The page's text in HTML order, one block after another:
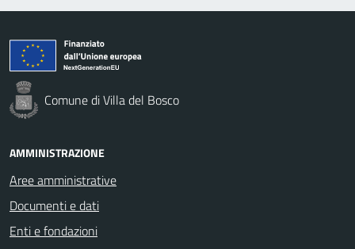
Comune di Villa del Bosco
AMMINISTRAZIONE
Aree amministrative
Documenti e dati
Enti e fondazioni